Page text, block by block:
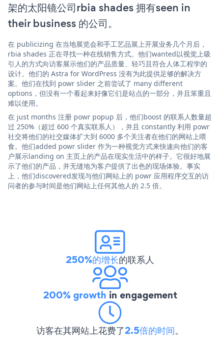
架的太阳镜公司rbia shades 拥有seen in
their business 的公司。
在 publicizing 在当地展览会和手工艺品展上开展业务几个月后，
rbia shades 正在寻找一种在线销售方式。他们wanted以视觉上吸
引人的方式向访客展示他们的产品质量、轻巧且符合人体工程学的
设计。他们的 Astra for WordPress 没有为此提供足够的解决方
案。他们在找到 powr slider 之前尝试了 many different
options，但没有一个看起来好像它们是站点的一部分，并且笨重且
难以使用。
在 just months 注册 powr popup 后，他们boost 的联系人数量超
过 250%（超过 600 个真实联系人），并且 constantly 利用 powr
社交将他们的社交媒体扩大到 6000 多个关注者在他们的网站上喂
食。他们added powr slider 作为一种视觉方式来快速向他们的客
户展示landing on 主页上的产品在现实生活中的样子。它很好地展
示了他们的产品，并无缝地为客户提供了出色的现场体验。事实
上，他们discovered发现与他们网站上的 powr 应用程序交互的访
问者的参与时间是他们网站上任何其他人的 2.5 倍。
250%的增长的联系人
200% growth in engagement
访客在其网站上花费了2.5倍的时间。